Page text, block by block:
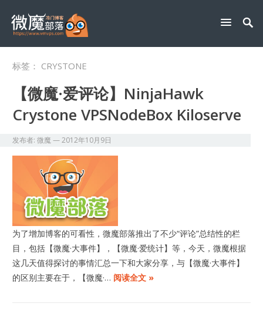
标签： CRYSTONE
【微魔·爱评论】NinjaHawk
Crystone VPSNodeBox Kiloserve
发布者:微魔—2012年10月9日
为了增加博客的可看性，微魔部落推出了不少“评论”总结性的栏
目，包括【微魔·大事件】，【微魔·爱统计】等，今天，微魔根据
这几天值得探讨的事情汇总一下和大家分享，与【微魔·大事件】
的区别主要在于，【微魔·… 阅读全文 »